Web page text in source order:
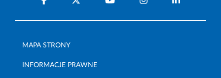
MAPA STRONY
INFORMACJE PRAWNE